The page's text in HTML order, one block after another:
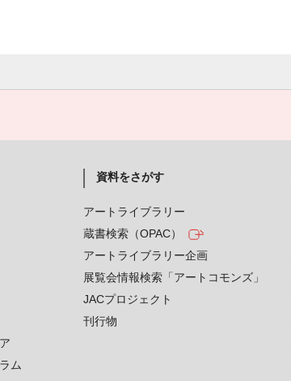
ム
資料をさがす
アートライブラリー
蔵書検索（OPAC）
アートライブラリー企画
展覧会情報検索「アートコモンズ」
JACプロジェクト
刊行物